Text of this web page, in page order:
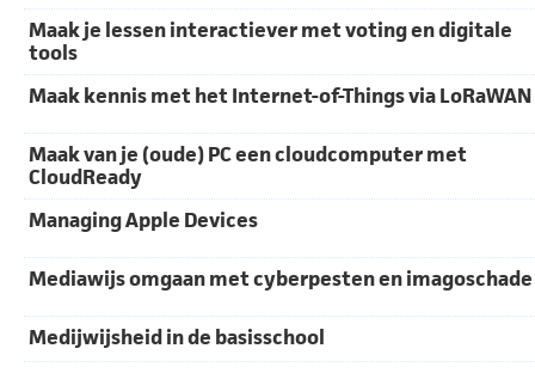
Maak je lessen interactiever met voting en digitale
tools
Maak kennis met het Internet-of-Things via LoRaWAN
Maak van je (oude) PC een cloudcomputer met
CloudReady
Managing Apple Devices
Mediawijs omgaan met cyberpesten en imagoschade
Medijwijsheid in de basisschool